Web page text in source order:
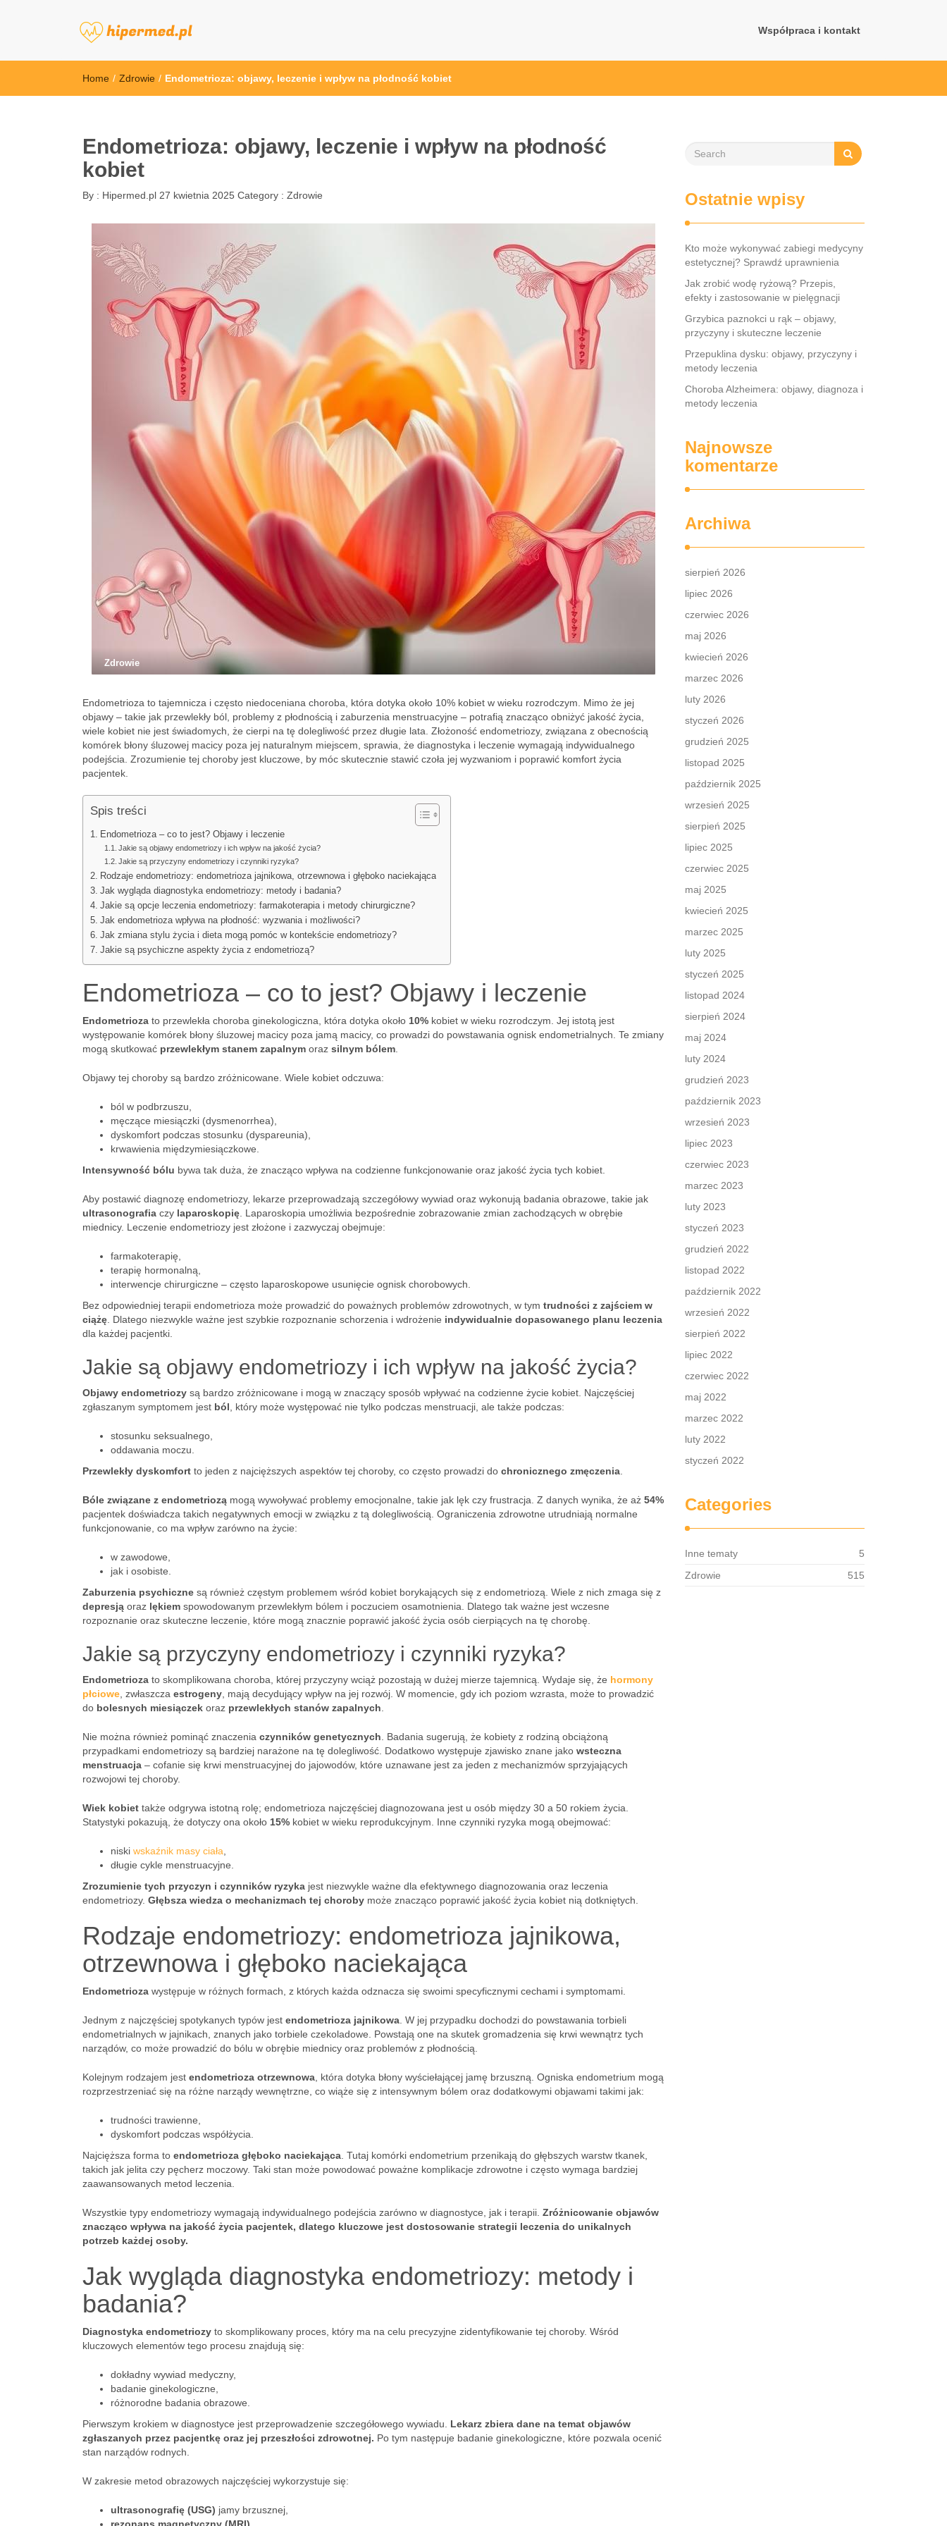
Współpraca i kontakt
Home / Zdrowie / Endometrioza: objawy, leczenie i wpływ na płodność kobiet
Endometrioza: objawy, leczenie i wpływ na płodność
kobiet
By : Hipermed.pl 27 kwietnia 2025 Category : Zdrowie
Zdrowie
Endometrioza to tajemnicza i często niedoceniana choroba, która dotyka około 10% kobiet w wieku rozrodczym. Mimo że jej
objawy – takie jak przewlekły ból, problemy z płodnością i zaburzenia menstruacyjne – potrafią znacząco obniżyć jakość życia,
wiele kobiet nie jest świadomych, że cierpi na tę dolegliwość przez długie lata. Złożoność endometriozy, związana z obecnością
komórek błony śluzowej macicy poza jej naturalnym miejscem, sprawia, że diagnostyka i leczenie wymagają indywidualnego
podejścia. Zrozumienie tej choroby jest kluczowe, by móc skutecznie stawić czoła jej wyzwaniom i poprawić komfort życia
pacjentek.
Spis treści
Endometrioza – co to jest? Objawy i leczenie
Jakie są objawy endometriozy i ich wpływ na jakość życia?
Jakie są przyczyny endometriozy i czynniki ryzyka?
Rodzaje endometriozy: endometrioza jajnikowa, otrzewnowa i głęboko naciekająca
Jak wygląda diagnostyka endometriozy: metody i badania?
Jakie są opcje leczenia endometriozy: farmakoterapia i metody chirurgiczne?
Jak endometrioza wpływa na płodność: wyzwania i możliwości?
Jak zmiana stylu życia i dieta mogą pomóc w kontekście endometriozy?
Jakie są psychiczne aspekty życia z endometriozą?
Endometrioza – co to jest? Objawy i leczenie
Endometrioza to przewlekła choroba ginekologiczna, która dotyka około 10% kobiet w wieku rozrodczym. Jej istotą jest
występowanie komórek błony śluzowej macicy poza jamą macicy, co prowadzi do powstawania ognisk endometrialnych. Te zmiany
mogą skutkować przewlekłym stanem zapalnym oraz silnym bólem
Objawy tej choroby są bardzo zróżnicowane. Wiele kobiet odczuwa:
ból w podbrzuszu,
męczące miesiączki (dysmenorrhea),
dyskomfort podczas stosunku (dyspareunia),
krwawienia międzymiesiączkowe.
Intensywność bólu bywa tak duża, że znacząco wpływa na codzienne funkcjonowanie oraz jakość życia tych kobiet.
Aby postawić diagnozę endometriozy, lekarze przeprowadzają szczegółowy wywiad oraz wykonują badania obrazowe, takie jak
ultrasonografia czy laparoskopię . Laparoskopia umożliwia bezpośrednie zobrazowanie zmian zachodzących w obrębie
miednicy. Leczenie endometriozy jest złożone i zazwyczaj obejmuje:
farmakoterapię,
terapię hormonalną,
interwencje chirurgiczne – często laparoskopowe usunięcie ognisk chorobowych.
Bez odpowiedniej terapii endometrioza może prowadzić do poważnych problemów zdrowotnych, w tym trudności z zajściem w
ciążę . Dlatego niezwykle ważne jest szybkie rozpoznanie schorzenia i wdrożenie indywidualnie dopasowanego planu leczenia
dla każdej pacjentki.
Jakie są objawy endometriozy i ich wpływ na jakość życia?
Objawy endometriozy są bardzo zróżnicowane i mogą w znaczący sposób wpływać na codzienne życie kobiet. Najczęściej
zgłaszanym symptomem jest ból , który może występować nie tylko podczas menstruacji, ale także podczas:
stosunku seksualnego,
oddawania moczu.
Przewlekły dyskomfort to jeden z najcięższych aspektów tej choroby, co często prowadzi do chronicznego zmęczenia
Bóle związane z endometriozą mogą wywoływać problemy emocjonalne, takie jak lęk czy frustracja. Z danych wynika, że aż 54%
pacjentek doświadcza takich negatywnych emocji w związku z tą dolegliwością. Ograniczenia zdrowotne utrudniają normalne
funkcjonowanie, co ma wpływ zarówno na życie:
w zawodowe,
jak i osobiste.
Zaburzenia psychiczne są również częstym problemem wśród kobiet borykających się z endometriozą. Wiele z nich zmaga się z
depresją oraz lękiem spowodowanym przewlekłym bólem i poczuciem osamotnienia. Dlatego tak ważne jest wczesne
rozpoznanie oraz skuteczne leczenie, które mogą znacznie poprawić jakość życia osób cierpiących na tę chorobę.
Jakie są przyczyny endometriozy i czynniki ryzyka?
Endometrioza to skomplikowana choroba, której przyczyny wciąż pozostają w dużej mierze tajemnicą. Wydaje się, że hormony
płciowe , zwłaszcza estrogeny , mają decydujący wpływ na jej rozwój. W momencie, gdy ich poziom wzrasta, może to prowadzić
do bolesnych miesiączek oraz przewlekłych stanów zapalnych
Nie można również pominąć znaczenia czynników genetycznych . Badania sugerują, że kobiety z rodziną obciążoną
przypadkami endometriozy są bardziej narażone na tę dolegliwość. Dodatkowo występuje zjawisko znane jako wsteczna
menstruacja – cofanie się krwi menstruacyjnej do jajowodów, które uznawane jest za jeden z mechanizmów sprzyjających
rozwojowi tej choroby.
Wiek kobiet także odgrywa istotną rolę; endometrioza najczęściej diagnozowana jest u osób między 30 a 50 rokiem życia.
Statystyki pokazują, że dotyczy ona około 15% kobiet w wieku reprodukcyjnym. Inne czynniki ryzyka mogą obejmować:
niski wskaźnik masy ciała
długie cykle menstruacyjne.
Zrozumienie tych przyczyn i czynników ryzyka jest niezwykle ważne dla efektywnego diagnozowania oraz leczenia
endometriozy. Głębsza wiedza o mechanizmach tej choroby może znacząco poprawić jakość życia kobiet nią dotkniętych.
Rodzaje endometriozy: endometrioza jajnikowa,
otrzewnowa i głęboko naciekająca
Endometrioza występuje w różnych formach, z których każda odznacza się swoimi specyficznymi cechami i symptomami.
Jednym z najczęściej spotykanych typów jest endometrioza jajnikowa . W jej przypadku dochodzi do powstawania torbieli
endometrialnych w jajnikach, znanych jako torbiele czekoladowe. Powstają one na skutek gromadzenia się krwi wewnątrz tych
narządów, co może prowadzić do bólu w obrębie miednicy oraz problemów z płodnością.
Kolejnym rodzajem jest endometrioza otrzewnowa , która dotyka błony wyściełającej jamę brzuszną. Ogniska endometrium mogą
rozprzestrzeniać się na różne narządy wewnętrzne, co wiąże się z intensywnym bólem oraz dodatkowymi objawami takimi jak:
trudności trawienne,
dyskomfort podczas współżycia.
Najcięższa forma to endometrioza głęboko naciekająca . Tutaj komórki endometrium przenikają do głębszych warstw tkanek,
takich jak jelita czy pęcherz moczowy. Taki stan może powodować poważne komplikacje zdrowotne i często wymaga bardziej
zaawansowanych metod leczenia.
Wszystkie typy endometriozy wymagają indywidualnego podejścia zarówno w diagnostyce, jak i terapii. Zróżnicowanie objawów
znacząco wpływa na jakość życia pacjentek, dlatego kluczowe jest dostosowanie strategii leczenia do unikalnych
potrzeb każdej osoby.
Jak wygląda diagnostyka endometriozy: metody i
badania?
Diagnostyka endometriozy to skomplikowany proces, który ma na celu precyzyjne zidentyfikowanie tej choroby. Wśród
kluczowych elementów tego procesu znajdują się:
dokładny wywiad medyczny,
badanie ginekologiczne,
różnorodne badania obrazowe.
Pierwszym krokiem w diagnostyce jest przeprowadzenie szczegółowego wywiadu. Lekarz zbiera dane na temat objawów
zgłaszanych przez pacjentkę oraz jej przeszłości zdrowotnej. Po tym następuje badanie ginekologiczne, które pozwala ocenić
stan narządów rodnych.
W zakresie metod obrazowych najczęściej wykorzystuje się:
ultrasonografię (USG) jamy brzusznej,
Ostatnie wpisy
Kto może wykonywać zabiegi medycyny
estetycznej? Sprawdź uprawnienia
Jak zrobić wodę ryżową? Przepis,
efekty i zastosowanie w pielęgnacji
Grzybica paznokci u rąk – objawy,
przyczyny i skuteczne leczenie
Przepuklina dysku: objawy, przyczyny i
metody leczenia
Choroba Alzheimera: objawy, diagnoza i
metody leczenia
Najnowsze
komentarze
Archiwa
sierpień 2026
lipiec 2026
czerwiec 2026
maj 2026
kwiecień 2026
marzec 2026
luty 2026
styczeń 2026
grudzień 2025
listopad 2025
październik 2025
wrzesień 2025
sierpień 2025
lipiec 2025
czerwiec 2025
maj 2025
kwiecień 2025
marzec 2025
luty 2025
styczeń 2025
listopad 2024
sierpień 2024
maj 2024
luty 2024
grudzień 2023
październik 2023
wrzesień 2023
lipiec 2023
czerwiec 2023
marzec 2023
luty 2023
styczeń 2023
grudzień 2022
listopad 2022
październik 2022
wrzesień 2022
sierpień 2022
lipiec 2022
czerwiec 2022
maj 2022
marzec 2022
luty 2022
styczeń 2022
Categories
Inne tematy
5
Zdrowie
515